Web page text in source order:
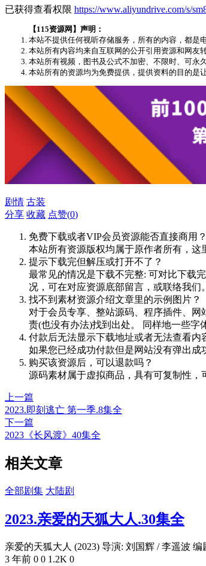
已获得查看权限 https://www.aliyundrive.com/s/
【115资源网】声明：
本站不提供任何视听存储服务，所有的内容，都是
本站所有内容均来自互联网的公开引用资源和网友
本站所有视频，图书及公式不加密、不限时、可永
本站所有的资源均为免费提供，提供资料的目的是
剧情 古装
分享 收藏 点赞(0)
免费下载或者VIP会员资源能否直接商用？
本站所有资源版权均属于原作者所有，
提示下载完但解压或打开不了？
最常见的情况是下载不完整: 可对比下载
况，可在对应资源底部留言，或联络我们。
找不到素材资源介绍文章里的示例图片？
对于会员专享、整站源码、程序插件、
责(也没有办法)找到出处。 同样地一些字
付款后无法显示下载地址或者无法查看内
如果您已经成功付款但是网站没有弹出
购买该资源后，可以退款吗？
源码素材属于虚拟商品，具有可复制性
上一篇
2023.即刻逃亡 第一季.8集全
下一篇
2023《长风渡》40集全
相关文章
全部剧集 大陆剧
2023.亲爱的天狐大人.30集全
亲爱的天狐大人 (2023) 导演: 刘国辉 / 李遥波 编
3 年前 0 0 1.2K 0